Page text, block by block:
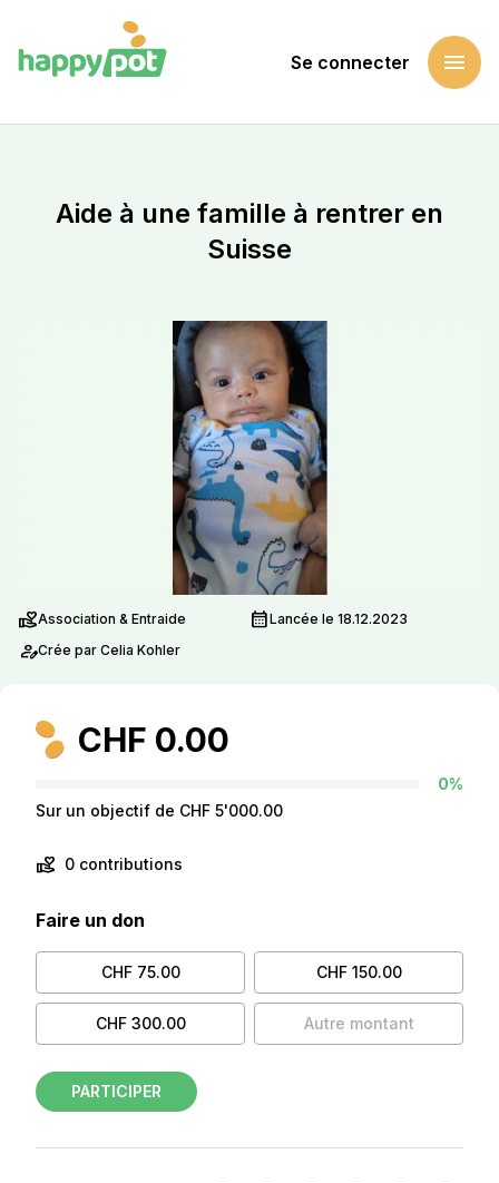
Se connecter menu
Aide à une famille à rentrer en
Suisse
volunteer_activismAssociation & Entraide calendar_monthLancée le 18.12.2023
person_editCrée par Celia Kohler
CHF 0.00
0%
Sur un objectif de CHF 5'000.00
volunteer_activism 0 contributions
Faire un don
CHF 75.00 CHF 150.00
CHF 300.00 Autre montant
PARTICIPER